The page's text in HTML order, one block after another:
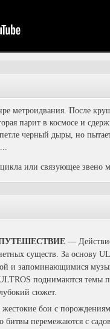
метроидвания. После
парит в космосе и
черный дыры, но
или связующее
—
существ. За основу
и запоминающимися
поднимаются темы
сюжет.
жестокие бои с
перемежаются с